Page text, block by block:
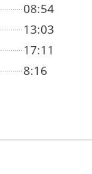
08:54
13:03
17:11
8:16